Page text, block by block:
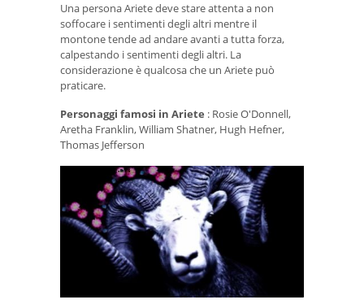
Una persona Ariete deve stare attenta a non
soffocare i sentimenti degli altri mentre il
montone tende ad andare avanti a tutta forza,
calpestando i sentimenti degli altri. La
considerazione è qualcosa che un Ariete può
praticare.
Personaggi famosi in Ariete : Rosie O'Donnell,
Aretha Franklin, William Shatner, Hugh Hefner,
Thomas Jefferson